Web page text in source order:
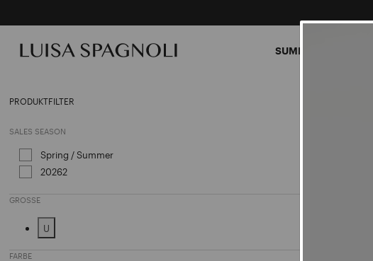
10%
SUMMER SALES
PRODUKTFILTER
SALES SEASON
Spring / SummerSortieren nach Sales Season: Spring / Summer
20262Sortieren nach Sales Season: 20262
GROSSE
U
FARBE